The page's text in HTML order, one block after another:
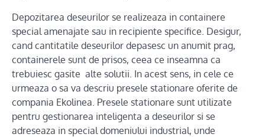
Depozitarea deseurilor se realizeaza in containere
special amenajate sau in recipiente specifice. Desigur,
cand cantitatile deseurilor depasesc un anumit prag,
containerele sunt de prisos, ceea ce inseamna ca
trebuiesc gasite alte solutii. In acest sens, in cele ce
urmeaza o sa va descriu presele stationare oferite de
compania Ekolinea. Presele stationare sunt utilizate
pentru gestionarea inteligenta a deseurilor si se
adreseaza in special domeniului industrial, unde